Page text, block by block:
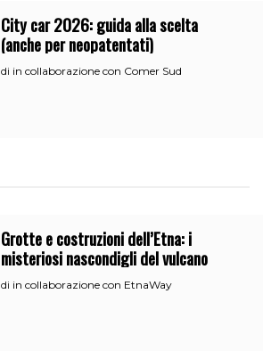
City car 2026: guida alla scelta
(anche per neopatentati)
di in collaborazione con Comer Sud
Grotte e costruzioni dell’Etna: i
misteriosi nascondigli del vulcano
di in collaborazione con EtnaWay